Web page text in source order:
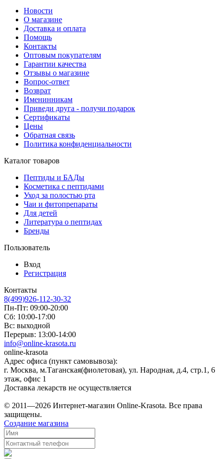
Новости
О магазине
Доставка и оплата
Помощь
Контакты
Оптовым покупателям
Гарантии качества
Отзывы о магазине
Вопрос-ответ
Возврат
Именинникам
Приведи друга - получи подарок
Сертификаты
Цены
Обратная связь
Политика конфиденциальности
Каталог товаров
Пептиды и БАДы
Косметика с пептидами
Уход за полостью рта
Чаи и фитопрепараты
Для детей
Литература о пептидах
Бренды
Пользователь
Вход
Регистрация
Контакты
8(499)926-112-30-32
Пн-Пт: 09:00-20:00
Сб: 10:00-17:00
Вс: выходной
Перерыв: 13:00-14:00
info@online-krasota.ru
online-krasota
Адрес офиса (пункт самовывоза):
г. Москва, м.Таганская(фиолетовая), ул. Народная, д.4, стр.1, 6
этаж, офис 1
Доставка лекарств не осуществляется
© 2011—2026 Интернет-магазин Online-Krasota. Все права
защищены.
Создание магазина